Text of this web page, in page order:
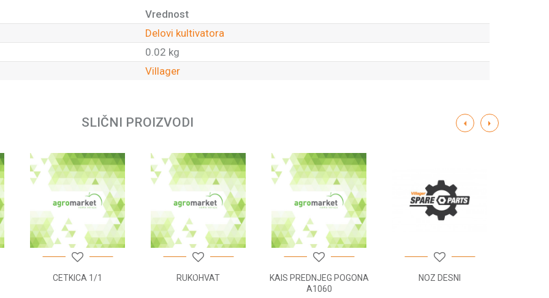
Vrednost
Delovi kultivatora
0.02 kg
Villager
SLIČNI PROIZVODI
CETKICA 1/1 RUKOHVAT
KAIS PREDNJEG POGONA
A1060
NOZ DESNI